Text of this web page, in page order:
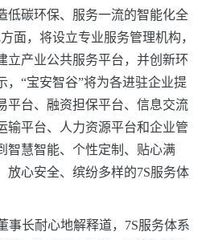
低碳环保、服务一流的智能化全
面，将设立专业服务管理机构，
立产业公共服务平台，并创新环
，“宝安智谷”将为各进驻企业提
平台、融资担保平台、信息交流
输平台、人力资源平台和企业管
智慧智能、个性定制、贴心满
放心安全、缤纷多样的7S服务体
事长耐心地解释道，7S服务体系